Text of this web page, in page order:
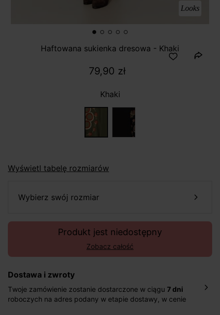
Looks
Haftowana sukienka dresowa - Khaki
79,90 zł
Khaki
Wyświetl tabelę rozmiarów
wybierz swój rozmiar
Produkt jest niedostępny
Zobacz całość
Dostawa i zwroty
Twoje zamówienie zostanie dostarczone w ciągu 7 dni
roboczych na adres podany w etapie dostawy, w cenie